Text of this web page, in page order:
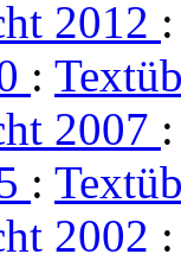
2012
:
2007
:
2002